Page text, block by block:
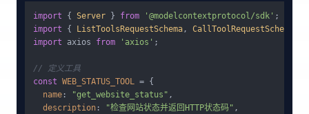
import { Server } from '@modelcontextprotocol/sdk'
import { ListToolsRequestSchema, CallToolRequestSchema
import axios from 'axios' ;
// 定义工具
const WEB_STATUS_TOOL = {
name : "get_website_status" ,
description : "检查网站状态并返回HTTP状态码" ,